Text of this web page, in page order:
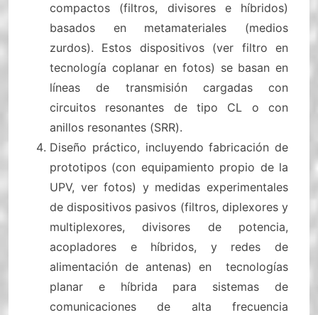
compactos (filtros, divisores e híbridos)
basados en metamateriales (medios
zurdos). Estos dispositivos (ver filtro en
tecnología coplanar en fotos) se basan en
líneas de transmisión cargadas con
circuitos resonantes de tipo CL o con
anillos resonantes (SRR).
Diseño práctico, incluyendo fabricación de
prototipos (con equipamiento propio de la
UPV, ver fotos) y medidas experimentales
de dispositivos pasivos (filtros, diplexores y
multiplexores, divisores de potencia,
acopladores e híbridos, y redes de
alimentación de antenas) en tecnologías
planar e híbrida para sistemas de
comunicaciones de alta frecuencia